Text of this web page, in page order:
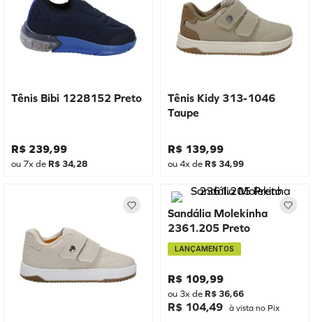
Tênis Bibi 1228152 Preto
R$ 239,99
ou 7x de R$ 34,28
Tênis Kidy 313-1046
Taupe
R$ 139,99
ou4x de R$ 34,99
Sandália Molekinha
2361.205 Preto
LANÇAMENTOS
R$ 109,99
ou 3x de R$ 36,66
R$ 104,49 à vista no Pix